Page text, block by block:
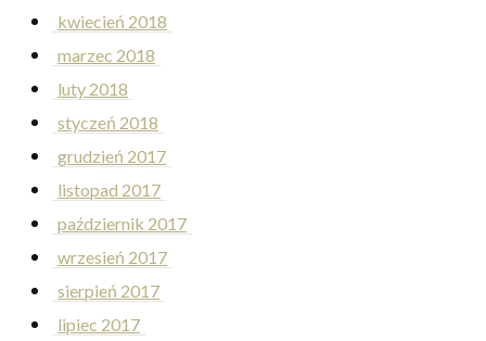
kwiecień 2018
marzec 2018
luty 2018
styczeń 2018
grudzień 2017
listopad 2017
październik 2017
wrzesień 2017
sierpień 2017
lipiec 2017